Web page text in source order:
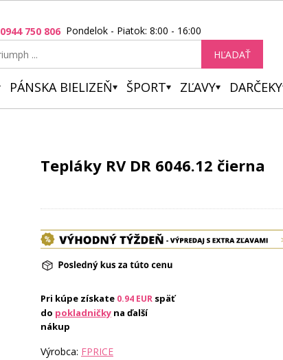
0944 750 806 Pondelok - Piatok: 8:00 - 16:00
HĽADAŤ
PÁNSKA BIELIZEŇ ŠPORT ZĽAVY DARČEKY
Tepláky RV DR 6046.12 čierna
Pri kúpe získate 0.94 EUR späť
do pokladničky na ďalší
nákup
Výrobca: FPRICE